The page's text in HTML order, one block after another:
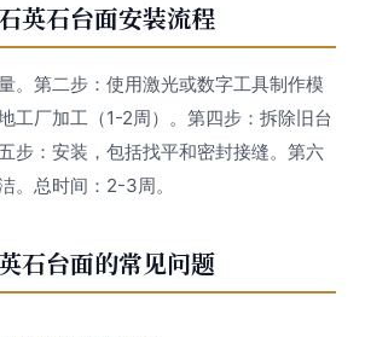
英石台面安装流程
。第二步：使用激光或数字工具制作模
工厂加工（1-2周）。第四步：拆除旧台
步：安装，包括找平和密封接缝。第六
。总时间：2-3周。
石台面的常见问题